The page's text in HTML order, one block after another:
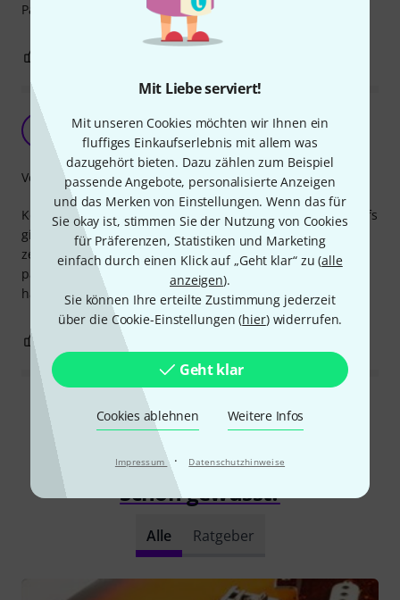
Mit Liebe serviert!
Mit unseren Cookies möchten wir Ihnen ein
fluffiges Einkaufserlebnis mit allem was
dazugehört bieten. Dazu zählen zum Beispiel
passende Angebote, personalisierte Anzeigen
und das Merken von Einstellungen. Wenn das für
Sie okay ist, stimmen Sie der Nutzung von Cookies
für Präferenzen, Statistiken und Marketing
einfach durch einen Klick auf „Geht klar“ zu (alle
anzeigen).
Sie können Ihre erteilte Zustimmung jederzeit
über die Cookie-Einstellungen (hier) widerrufen.
Geht klar
Cookies ablehnen Weitere Infos
Impressum · Datenschutzhinweise
Passform und Bohrungen mangelfrei.
MA Besser als das Original
Mario aus H. 08.11.2009
Kennt bestimmt der eine oder andere. beim rumlaufen aufs
gitarrenkabel gelatscht und diese kleine plastikplatte
zerraucht. das kann mit diesen babies nicht mehr
passieren. die stahlausführung passt wie das original aber
hält eben richtig was aus.
Verarbeitung
Alle Bewertungen lesen
Schon gewusst?
Alle Ratgeber